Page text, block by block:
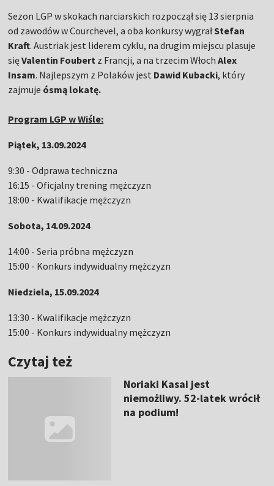
Sezon LGP w skokach narciarskich rozpoczął się 13 sierpnia
od zawodów w Courchevel, a oba konkursy wygrałStefan
Kraft. Austriak jest liderem cyklu, na drugim miejscu plasuje
sięValentin Foubert z Francji, a na trzecim WłochAlex
Insam. Najlepszym z Polaków jest Dawid Kubacki, który
zajmuje ósmą lokatę.
Program LGP w Wiśle:
Piątek, 13.09.2024
9:30 - Odprawa techniczna
16:15 - Oficjalny trening mężczyzn
18:00 - Kwalifikacje mężczyzn
Sobota, 14.09.2024
14:00 - Seria próbna mężczyzn
15:00 - Konkurs indywidualny mężczyzn
Niedziela, 15.09.2024
13:30 - Kwalifikacje mężczyzn
15:00 - Konkurs indywidualny mężczyzn
Czytaj też
Noriaki Kasai jest
niemożliwy. 52-latek wrócił
na podium!